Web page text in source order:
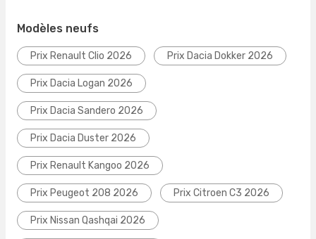
Modèles neufs
Prix Renault Clio 2026 Prix Dacia Dokker 2026
Prix Dacia Logan 2026
Prix Dacia Sandero 2026
Prix Dacia Duster 2026
Prix Renault Kangoo 2026
Prix Peugeot 208 2026 Prix Citroen C3 2026
Prix Nissan Qashqai 2026